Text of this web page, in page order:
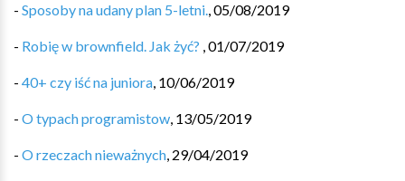
- Sposoby na udany plan 5-letni.,05/08/2019
- Robię w brownfield. Jak żyć? ,01/07/2019
- 40+ czy iść na juniora, 10/06/2019
- O typach programistow, 13/05/2019
- O rzeczach nieważnych, 29/04/2019